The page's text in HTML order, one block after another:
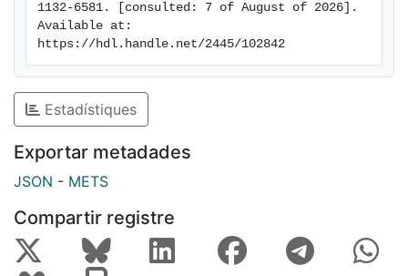
1132-6581. [consulted: 7 of August of 2026].
Available at:
https://hdl.handle.net/2445/102842
Estadístiques
Exportar metadades
JSON - METS
Compartir registre